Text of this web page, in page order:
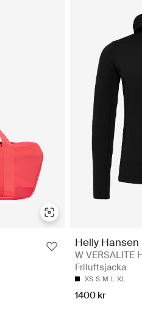
Helly Hansen
W VERSALITE
Friluftsjacka
XS S M L XL
1400 kr